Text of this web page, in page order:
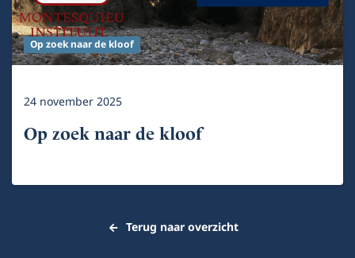
Op zoek naar de kloof
24 november 2025
Op zoek naar de kloof
Terug naar overzicht